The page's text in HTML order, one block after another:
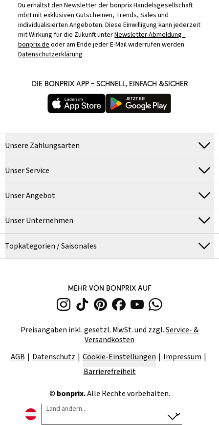
Du erhältst den Newsletter der bonprix Handelsgesellschaft
mbH mit exklusiven Gutscheinen, Trends, Sales und
individualisierten Angeboten. Diese Einwilligung kann jederzeit
mit Wirkung für die Zukunft unterNewsletter Abmeldung -
bonprix.deoder am Ende jeder E-Mail widerrufen werden.
Datenschutzerklärung
DIE BONPRIX APP – SCHNELL, EINFACH &SICHER
Unsere Zahlungsarten
Unser Service
Unser Angebot
Unser Unternehmen
Topkategorien / Saisonales
MEHR VON BONPRIX AUF
Preisangaben inkl. gesetzl. MwSt. und zzgl.Service- &
Versandkosten
AGB
Datenschutz Cookie-Einstellungen
Impressum
Barrierefreiheit
© bonprix.Alle Rechte vorbehalten.
Land ändern...